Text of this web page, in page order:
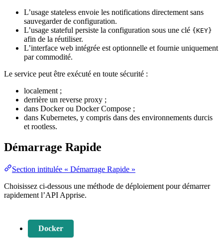
L’usage stateless envoie les notifications directement sans
sauvegarder de configuration.
L’usage stateful persiste la configuration sous une clé {KEY}
afin de la réutiliser.
L’interface web intégrée est optionnelle et fournie uniquement
par commodité.
Le service peut être exécuté en toute sécurité :
localement ;
derrière un reverse proxy ;
dans Docker ou Docker Compose ;
dans Kubernetes, y compris dans des environnements durcis
et rootless.
Démarrage Rapide
Section intitulée « Démarrage Rapide »
Choisissez ci-dessous une méthode de déploiement pour démarrer
rapidement l’API Apprise.
Docker